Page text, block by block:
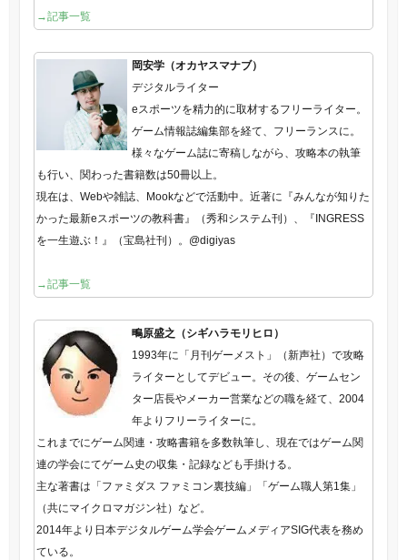
→記事一覧
岡安学（オカヤスマナブ）
デジタルライター
eスポーツを精力的に取材するフリーライター。
ゲーム情報誌編集部を経て、フリーランスに。
様々なゲーム誌に寄稿しながら、攻略本の執筆
も行い、関わった書籍数は50冊以上。
現在は、Webや雑誌、Mookなどで活動中。近著に『みんなが知りた
かった最新eスポーツの教科書』（秀和システム刊）、『INGRESS
を一生遊ぶ！』（宝島社刊）。@digiyas
→記事一覧
鴫原盛之（シギハラモリヒロ）
1993年に「月刊ゲーメスト」（新声社）で攻略
ライターとしてデビュー。その後、ゲームセン
ター店長やメーカー営業などの職を経て、2004
年よりフリーライターに。
これまでにゲーム関連・攻略書籍を多数執筆し、現在ではゲーム関
連の学会にてゲーム史の収集・記録なども手掛ける。
主な著書は「ファミダス ファミコン裏技編」「ゲーム職人第1集」
（共にマイクロマガジン社）など。
2014年より日本デジタルゲーム学会ゲームメディアSIG代表を務め
ている。